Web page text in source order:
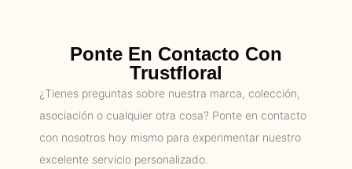
Ponte En Contacto Con
Trustfloral
¿Tienes preguntas sobre nuestra marca, colección,
asociación o cualquier otra cosa? Ponte en contacto
con nosotros hoy mismo para experimentar nuestro
excelente servicio personalizado.